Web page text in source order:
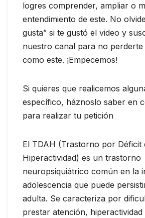
logres comprender, ampliar o
entendimiento de este. No
gusta” si te gustó el video y
nuestro canal para no perderte
como este. ¡Empecemos!
Si quieres que realicemos
específico, háznoslo saber en
para realizar tu petición
El TDAH (Trastorno por Déficit
Hiperactividad) es un trastorno
neuropsiquiátrico común en la
adolescencia que puede
adulta. Se caracteriza por
prestar atención, hiperactividad